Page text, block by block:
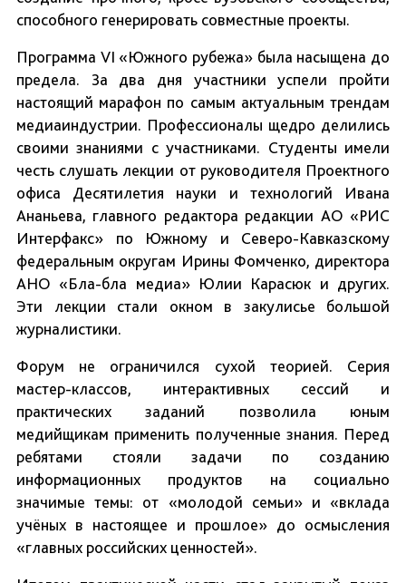
способного генерировать совместные проекты.
Программа VI «Южного рубежа» была насыщена до
предела. За два дня участники успели пройти
настоящий марафон по самым актуальным трендам
медиаиндустрии. Профессионалы щедро делились
своими знаниями с участниками. Студенты имели
честь слушать лекции от руководителя Проектного
офиса Десятилетия науки и технологий Ивана
Ананьева, главного редактора редакции АО «РИС
Интерфакс» по Южному и Северо-Кавказскому
федеральным округам Ирины Фомченко, директора
АНО «Бла-бла медиа» Юлии Карасюк и других.
Эти лекции стали окном в закулисье большой
журналистики.
Форум не ограничился сухой теорией. Серия
мастер-классов, интерактивных сессий и
практических заданий позволила юным
медийщикам применить полученные знания. Перед
ребятами стояли задачи по созданию
информационных продуктов на социально
значимые темы: от «молодой семьи» и «вклада
учёных в настоящее и прошлое» до осмысления
«главных российских ценностей».